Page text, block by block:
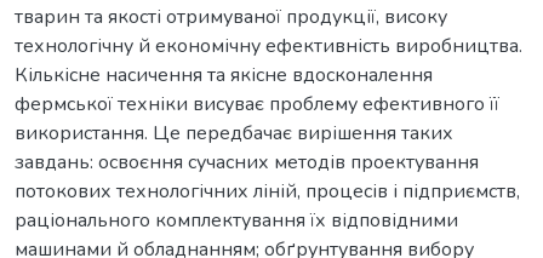
тварин та якості отримуваної продукції, високу
технологічну й економічну ефективність виробництва.
Кількісне насичення та якісне вдосконалення
фермської техніки висуває проблему ефективного її
використання. Це передбачає вирішення таких
завдань: освоєння сучасних методів проектування
потокових технологічних ліній, процесів і підприємств,
раціонального комплектування їх відповідними
машинами й обладнанням; обґрунтування вибору